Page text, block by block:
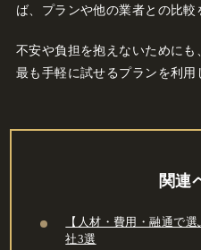
ば、プランや他の業者との比較
不安や負担を抱えないために
最も手軽に試せるプランを利用
関連
【人材・費用・融通で
社3選